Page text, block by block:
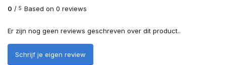
0 / 5 Based on 0 reviews
Er zijn nog geen reviews geschreven over dit product..
Schrijf je eigen review